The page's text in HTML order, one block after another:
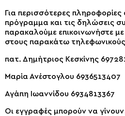
Για περισσότερες πληροφορίες
πρόγραμμα και τις δηλώσεις
παρακαλούμε επικοινωνήστε
στους παρακάτω
πατ. Δημήτριος Κεσκίνης
Μαρία Ανέστογλου 6936513407
Αγάπη Ιωαννίδου 6934813367
Οι εγγραφές μπορούν να γίνουν